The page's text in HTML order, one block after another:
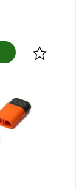
Lägg till i